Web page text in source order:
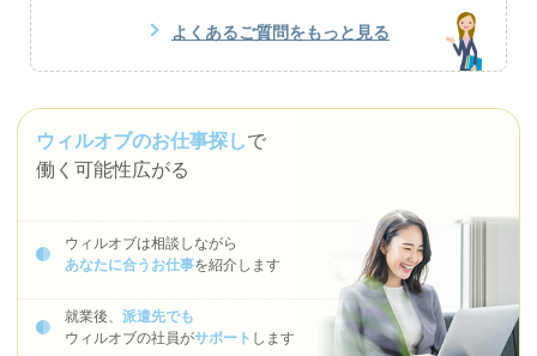
よくあるご質問をもっと見る
ウィルオブのお仕事探しで
働く可能性広がる
ウィルオブは相談しながら
あなたに合うお仕事を紹介します
就業後、 派遣先でも
ウィルオブの社員がサポート します